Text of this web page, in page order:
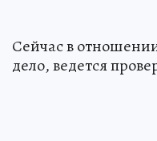
Сейчас в
дело, ведется